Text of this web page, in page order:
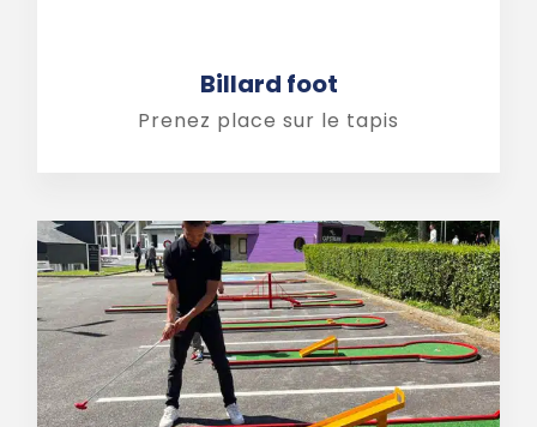
Billard foot
Prenez place sur le tapis